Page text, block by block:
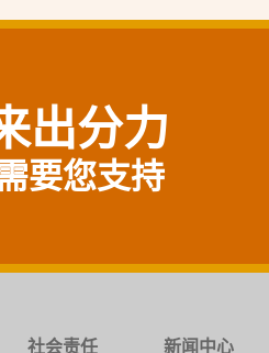
出分力
要您支持
社会责任 新闻中心